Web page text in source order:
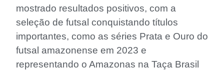
mostrado resultados positivos, com a
seleção de futsal conquistando títulos
importantes, como as séries Prata e Ouro do
futsal amazonense em 2023 e
representando o Amazonas na Taça Brasil